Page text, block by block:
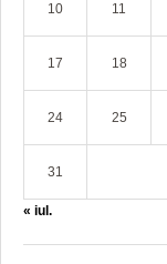
10 11
17 18
24 25
31
« iul.